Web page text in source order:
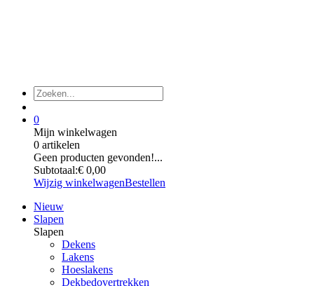
0
Mijn winkelwagen
0 artikelen
Geen producten gevonden!...
Subtotaal:€ 0,00
Wijzig winkelwagenBestellen
Nieuw
Slapen
Slapen
Dekens
Lakens
Hoeslakens
Dekbedovertrekken